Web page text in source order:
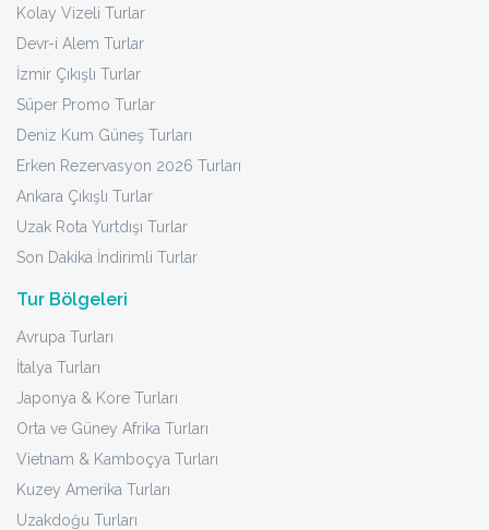
Kolay Vizeli Turlar
Devr-i Alem Turlar
İzmir Çıkışlı Turlar
Süper Promo Turlar
Deniz Kum Güneş Turları
Erken Rezervasyon 2026 Turları
Ankara Çıkışlı Turlar
Uzak Rota Yurtdışı Turlar
Son Dakika İndirimli Turlar
Tur Bölgeleri
Avrupa Turları
İtalya Turları
Japonya & Kore Turları
Orta ve Güney Afrika Turları
Vietnam & Kamboçya Turları
Kuzey Amerika Turları
Uzakdoğu Turları